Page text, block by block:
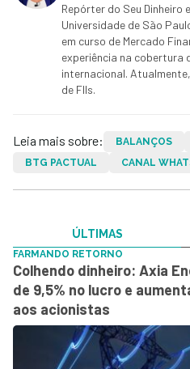
Repórter do Seu
Universidade de São
em curso de Mercado
experiência na cobertura
internacional.
de FIIs.
Leia mais sobre: BALANÇOS
BTG PACTUAL
CANAL
ÚLTIMAS
FARMANDO RETORNO
Colhendo dinheiro: Axia
de 9,5% no lucro e
aos acionistas